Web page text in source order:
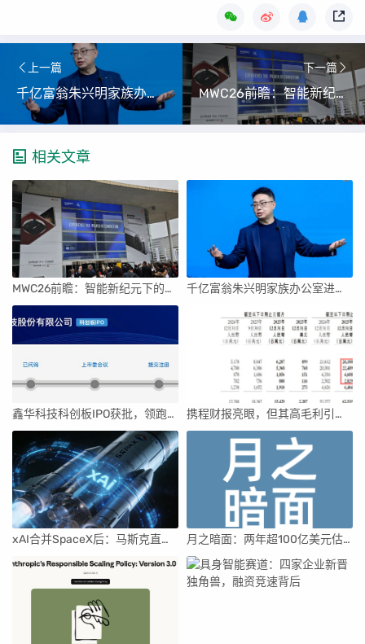
上一篇
千亿富翁朱兴明家族办公室进军VC圈
下一篇
MWC26前瞻：智能新纪元下的科技盛宴
相关文章
MWC26前瞻：智能新纪元下的科技盛宴 千亿富翁朱兴明家族办公室进军VC圈
鑫华科技科创板IPO获批，领跑国内半导体材料市场 携程财报亮眼，但其高毛利引发行业争议
xAI合并SpaceX后：马斯克直接介入，团队压力激增 月之暗面：两年超100亿美元估值，K2.5引领AI新纪元